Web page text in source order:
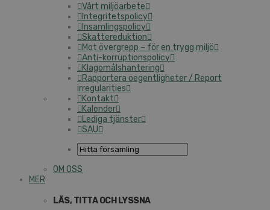
Vårt miljöarbete
Integritetspolicy
Insamlingspolicy
Skattereduktion
Mot övergrepp – för en trygg miljö
Anti-korruptionspolicy
Klagomålshantering
Rapportera oegentligheter / Report
irregularities
Kontakt
Kalender
Lediga tjänster
SAU
OM OSS
MER
LÄS, TITTA OCH LYSSNA